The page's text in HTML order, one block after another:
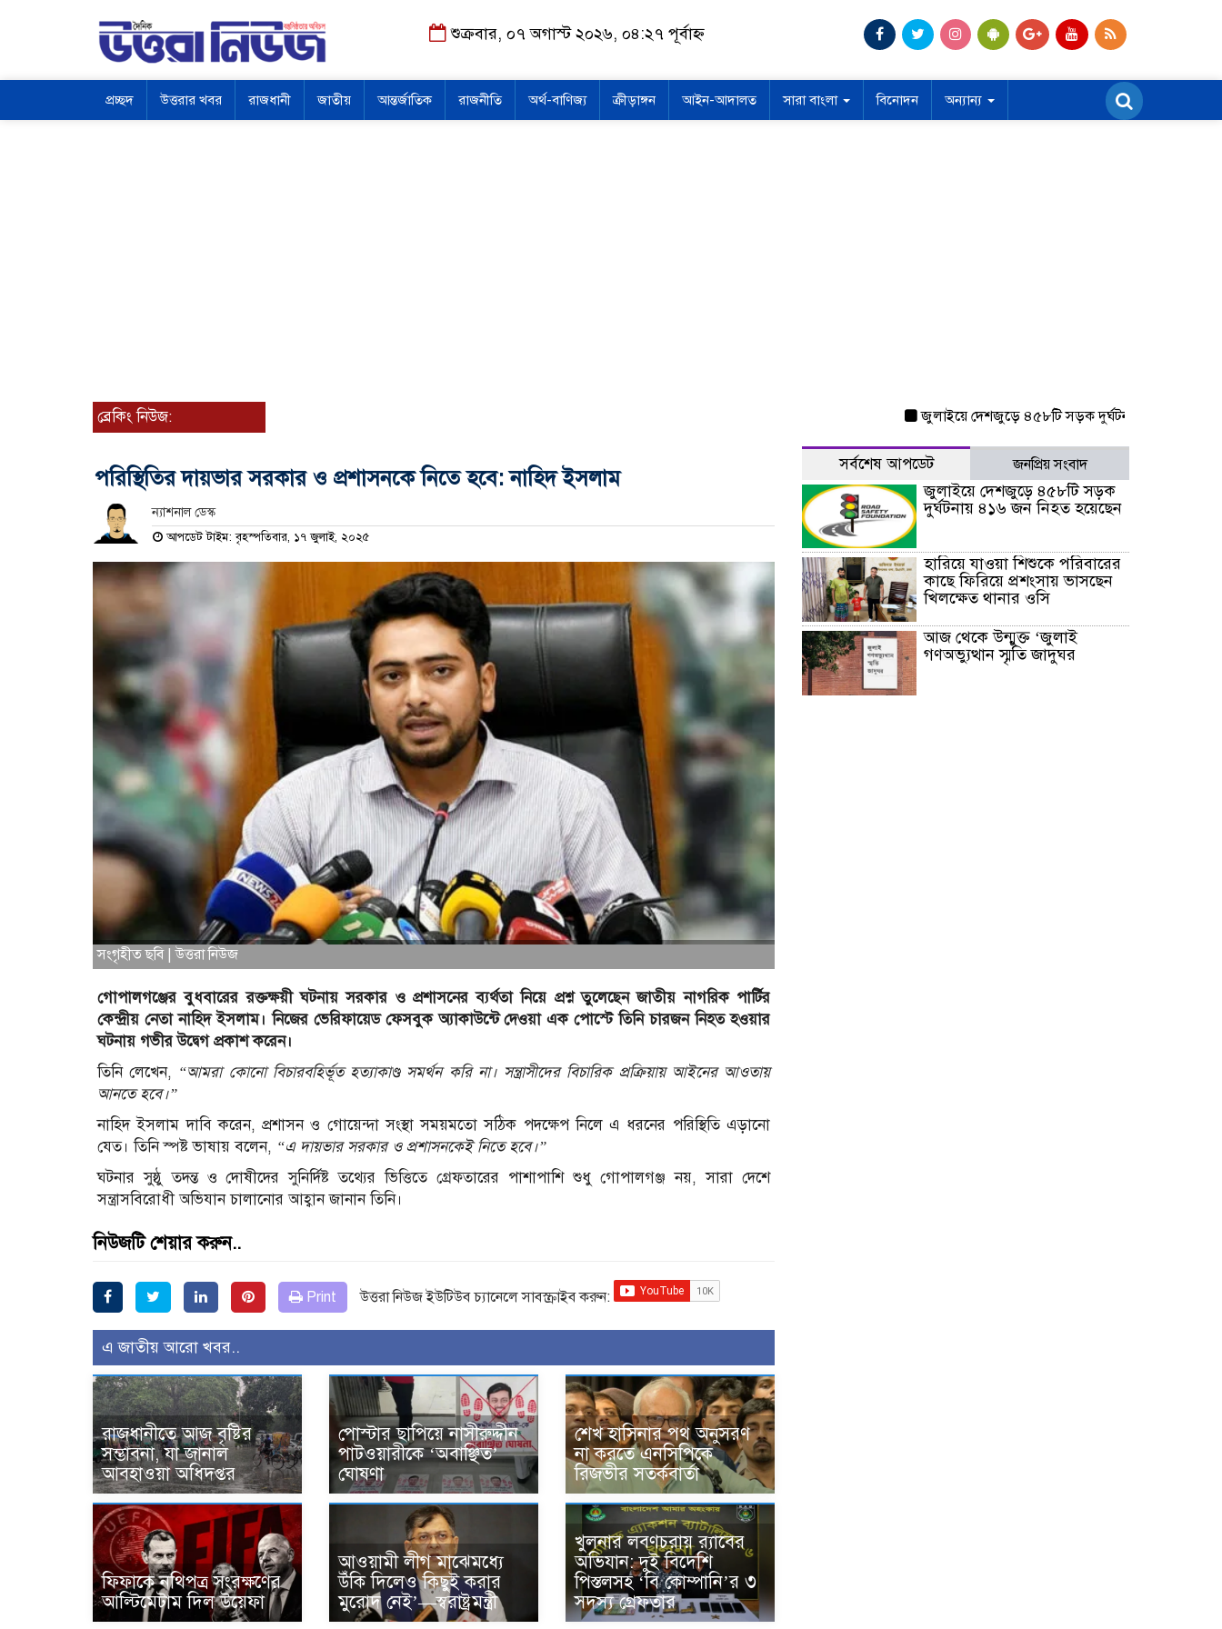
শুক্রবার, ০৭ অগাস্ট ২০২৬, ০৪:২৭ পূর্বাহ্ন
প্রচ্ছদ উত্তরার খবর রাজধানী জাতীয় আন্তর্জাতিক রাজনীতি অর্থ-বাণিজ্য ক্রীড়াঙ্গন আইন-আদালত সারা বাংলা বিনোদন অন্যান্য
ব্রেকিং নিউজ: জুলাইয়ে দেশজুড়ে ৪৫৮টি সড়ক দুর্ঘটনায় ৪১৬ জন নিহত
পরিস্থিতির দায়ভার সরকার ও প্রশাসনকে নিতে হবে: নাহিদ ইসলাম
ন্যাশনাল ডেস্ক
আপডেট টাইম: বৃহস্পতিবার, ১৭ জুলাই, ২০২৫
সংগৃহীত ছবি | উত্তরা নিউজ
গোপালগঞ্জের বুধবারের রক্তক্ষয়ী ঘটনায় সরকার ও প্রশাসনের ব্যর্থতা নিয়ে প্রশ্ন তুলেছেন জাতীয় নাগরিক পার্টির
কেন্দ্রীয় নেতা নাহিদ ইসলাম। নিজের ভেরিফায়েড ফেসবুক অ্যাকাউন্টে দেওয়া এক পোস্টে তিনি চারজন নিহত হওয়ার
ঘটনায় গভীর উদ্বেগ প্রকাশ করেন।
তিনি লেখেন, “আমরা কোনো বিচারবহির্ভূত হত্যাকাণ্ড সমর্থন করি না। সন্ত্রাসীদের বিচারিক প্রক্রিয়ায় আইনের আওতায়
আনতে হবে।”
নাহিদ ইসলাম দাবি করেন, প্রশাসন ও গোয়েন্দা সংস্থা সময়মতো সঠিক পদক্ষেপ নিলে এ ধরনের পরিস্থিতি এড়ানো
যেত। তিনি স্পষ্ট ভাষায় বলেন, “এ দায়ভার সরকার ও প্রশাসনকেই নিতে হবে।”
ঘটনার সুষ্ঠু তদন্ত ও দোষীদের সুনির্দিষ্ট তথ্যের ভিত্তিতে গ্রেফতারের পাশাপাশি শুধু গোপালগঞ্জ নয়, সারা দেশে
সন্ত্রাসবিরোধী অভিযান চালানোর আহ্বান জানান তিনি।
নিউজটি শেয়ার করুন..
Print উত্তরা নিউজ ইউটিউব চ্যানেলে সাবস্ক্রাইব করুন:
এ জাতীয় আরো খবর..
রাজধানীতে আজ বৃষ্টির
সম্ভাবনা, যা জানাল
আবহাওয়া অধিদপ্তর
পোস্টার ছাপিয়ে নাসীরুদ্দীন
পাটওয়ারীকে ‘অবাঞ্ছিত’
ঘোষণা
শেখ হাসিনার পথ অনুসরণ
না করতে এনসিপিকে
রিজভীর সতর্কবার্তা
ফিফাকে নথিপত্র সংরক্ষণের
আল্টিমেটাম দিল উয়েফা
আওয়ামী লীগ মাঝেমধ্যে
উঁকি দিলেও কিছুই করার
মুরোদ নেই’—স্বরাষ্ট্রমন্ত্রী
খুলনার লবণচরায় র‍্যাবের
অভিযান: দুই বিদেশি
পিস্তলসহ ‘বি কোম্পানি’র ৩
সদস্য গ্রেফতার
সর্বশেষ আপডেট জনপ্রিয় সংবাদ
জুলাইয়ে দেশজুড়ে ৪৫৮টি সড়ক
দুর্ঘটনায় ৪১৬ জন নিহত হয়েছেন
হারিয়ে যাওয়া শিশুকে পরিবারের
কাছে ফিরিয়ে প্রশংসায় ভাসছেন
খিলক্ষেত থানার ওসি
আজ থেকে উন্মুক্ত ‘জুলাই
গণঅভ্যুত্থান স্মৃতি জাদুঘর